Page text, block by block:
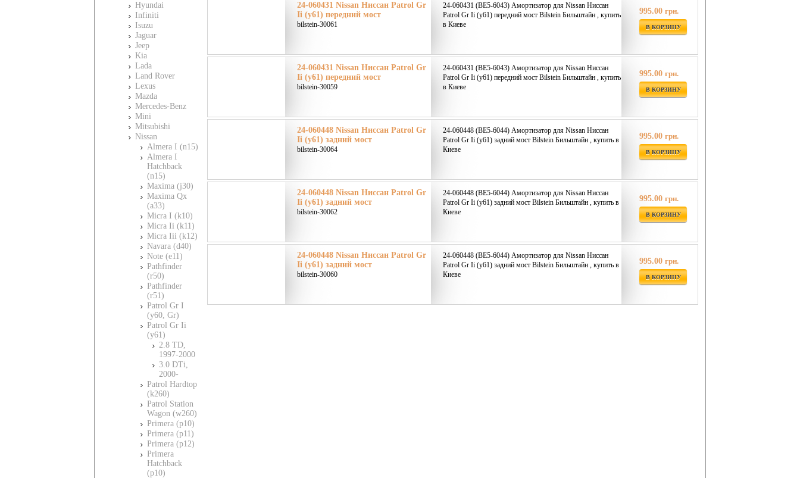
Hyundai
Infiniti
Isuzu
Jaguar
Jeep
Kia
Lada
Land Rover
Lexus
Mazda
Mercedes-Benz
Mini
Mitsubishi
Nissan
Almera I (n15)
Almera I
Hatchback
(n15)
Maxima (j30)
Maxima Qx
(a33)
Micra I (k10)
Micra Ii (k11)
Micra Iii (k12)
Navara (d40)
Note (e11)
Pathfinder
(r50)
Pathfinder
(r51)
Patrol Gr I
(y60, Gr)
Patrol Gr Ii
(y61)
2.8 TD,
1997-2000
3.0 DTi,
2000-
Patrol Hardtop
(k260)
Patrol Station
Wagon (w260)
Primera (p10)
Primera (p11)
Primera (p12)
Primera
Hatchback
(p10)
24-060431 Nissan Ниссан Patrol Gr
Ii (y61) передний мост
bilstein-30061
24-060431 (BE5-6043) Амортизатор для Nissan Ниссан
Patrol Gr Ii (y61) передний мост Bilstein Бильштайн , купить
в Киеве
995.00 грн.
В КОРЗИНУ
24-060431 Nissan Ниссан Patrol Gr
Ii (y61) передний мост
bilstein-30059
24-060431 (BE5-6043) Амортизатор для Nissan Ниссан
Patrol Gr Ii (y61) передний мост Bilstein Бильштайн , купить
в Киеве
995.00 грн.
В КОРЗИНУ
24-060448 Nissan Ниссан Patrol Gr
Ii (y61) задний мост
bilstein-30064
24-060448 (BE5-6044) Амортизатор для Nissan Ниссан
Patrol Gr Ii (y61) задний мост Bilstein Бильштайн , купить в
Киеве
995.00 грн.
В КОРЗИНУ
24-060448 Nissan Ниссан Patrol Gr
Ii (y61) задний мост
bilstein-30062
24-060448 (BE5-6044) Амортизатор для Nissan Ниссан
Patrol Gr Ii (y61) задний мост Bilstein Бильштайн , купить в
Киеве
995.00 грн.
В КОРЗИНУ
24-060448 Nissan Ниссан Patrol Gr
Ii (y61) задний мост
bilstein-30060
24-060448 (BE5-6044) Амортизатор для Nissan Ниссан
Patrol Gr Ii (y61) задний мост Bilstein Бильштайн , купить в
Киеве
995.00 грн.
В КОРЗИНУ